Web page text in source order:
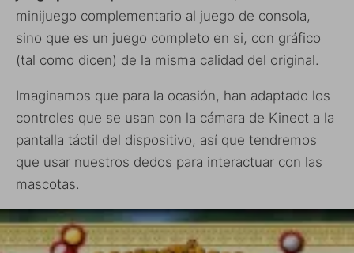
minijuego complementario al juego de consola,
sino que es un juego completo en si, con gráfico
(tal como dicen) de la misma calidad del original.
Imaginamos que para la ocasión, han adaptado los
controles que se usan con la cámara de Kinect a la
pantalla táctil del dispositivo, así que tendremos
que usar nuestros dedos para interactuar con las
mascotas.